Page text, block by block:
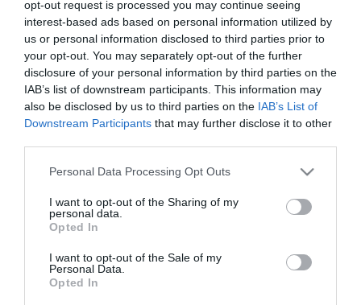
opt-out request is processed you may continue seeing
interest-based ads based on personal information utilized by
us or personal information disclosed to third parties prior to
your opt-out. You may separately opt-out of the further
disclosure of your personal information by third parties on the
IAB’s list of downstream participants. This information may
also be disclosed by us to third parties on the IAB’s List of
Downstream Participants that may further disclose it to other
Please note that this website/app uses one or more Google
not limited to your visit or usage behaviour. You may click to
grant or deny consent to Google and its third-party tags to
use your data for below specified purposes in below Google
consent section.
Personal Data Processing Opt Outs
I want to opt-out of the Sharing of my
personal data.
Opted In
I want to opt-out of the Sale of my
Personal Data.
Opted In
διαφορετική περίπτωση η τοποθέτηση πρέπει να
γίνεται στον νεροχύτη. Απαιτείται μόνο μία οπή για
την εγκατάσταση της.